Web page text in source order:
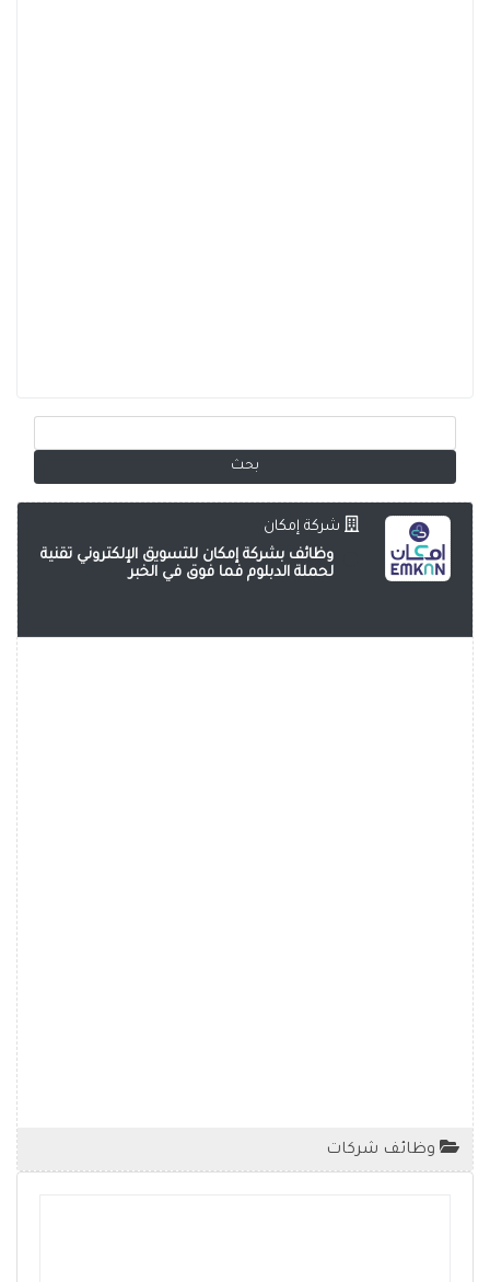
شركة إمكان
وظائف بشركة إمكان للتسويق الإلكتروني تقنية
لحملة الدبلوم فما فوق في الخبر
وظائف شركات